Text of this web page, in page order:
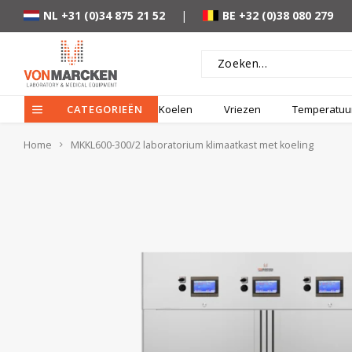
NL +31 (0)34 875 21 52 | BE +32 (0)38 080 279
CATEGORIEËN Koelen Vriezen
Home MKKL600-300/2 laboratorium klimaatkast met koeling